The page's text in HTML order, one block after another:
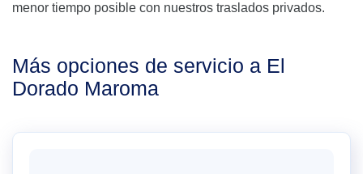
menor tiempo posible con nuestros traslados privados.
Más opciones de servicio a El
Dorado Maroma